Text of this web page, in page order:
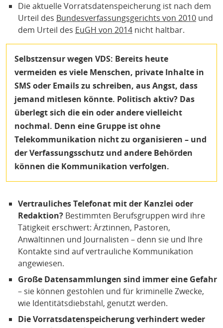
Die aktuelle Vorratsdatenspeicherung ist nach dem
Urteil des Bundesverfassungsgerichts von 2010 und
dem Urteil des EuGH von 2014 nicht haltbar.
Selbstzensur wegen VDS: Bereits heute
vermeiden es viele Menschen, private Inhalte in
SMS oder Emails zu schreiben, aus Angst, dass
jemand mitlesen könnte. Politisch aktiv? Das
überlegt sich die ein oder andere vielleicht
nochmal. Denn eine Gruppe ist ohne
Telekommunikation nicht zu organisieren – und
der Verfassungsschutz und andere Behörden
können die Kommunikation verfolgen.
Vertrauliches Telefonat mit der Kanzlei oder
Redaktion? Bestimmten Berufsgruppen wird ihre
Tätigkeit erschwert: Ärztinnen, Pastoren,
Anwältinnen und Journalisten – denn sie und Ihre
Kontakte sind auf vertrauliche Kommunikation
angewiesen.
Große Datensammlungen sind immer eine Gefahr
– sie können gestohlen und für kriminelle Zwecke,
wie Identitätsdiebstahl, genutzt werden.
Die Vorratsdatenspeicherung verhindert weder